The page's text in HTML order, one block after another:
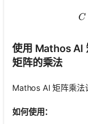
C
使用 Mathos AI
矩阵的乘法
Mathos AI 矩阵乘法
如何使用：